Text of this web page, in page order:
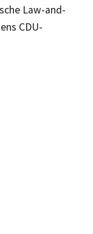
Law-and-
CDU-